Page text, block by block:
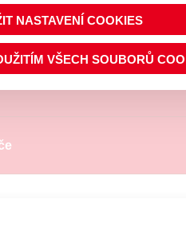
NASTAVENÍ COOKIES
VŠECH SOUBORŮ